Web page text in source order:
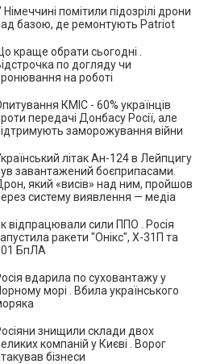
Німеччині помітили підозрілі дрони
базою, де ремонтують Patriot
Що краще обрати сьогодні .
по догляду чи
на роботі
КМІС - 60% українців
передачі Донбасу Росії, але
заморожування війни
літак Ан-124 в Лейпцигу
завантажений боєприпасами.
який «висів» над ним, пройшов
систему виявлення — медіа
відпрацювали сили ППО . Росія
ракети "Онікс", Х-31П та
БпЛА
вдарила по суховантажу у
морі . Вбила українського
знищили склади двох
компаній у Києві . Ворог
бізнеси